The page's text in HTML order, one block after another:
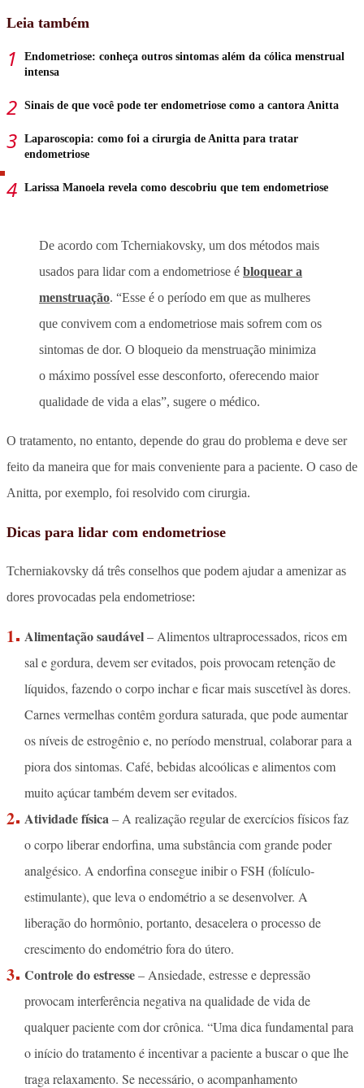
Leia também
Endometriose: conheça outros sintomas além da cólica menstrual
intensa
Sinais de que você pode ter endometriose como a cantora Anitta
Laparoscopia: como foi a cirurgia de Anitta para tratar
endometriose
Larissa Manoela revela como descobriu que tem endometriose
De acordo com Tcherniakovsky, um dos métodos mais
usados para lidar com a endometriose é bloquear a
menstruação. “Esse é o período em que as mulheres
que convivem com a endometriose mais sofrem com os
sintomas de dor. O bloqueio da menstruação minimiza
o máximo possível esse desconforto, oferecendo maior
qualidade de vida a elas”, sugere o médico.
O tratamento, no entanto, depende do grau do problema e deve ser
feito da maneira que for mais conveniente para a paciente. O caso de
Anitta, por exemplo, foi resolvido com cirurgia.
Dicas para lidar com endometriose
Tcherniakovsky dá três conselhos que podem ajudar a amenizar as
dores provocadas pela endometriose:
Alimentação saudável– Alimentos ultraprocessados, ricos em
sal e gordura, devem ser evitados, pois provocam retenção de
líquidos, fazendo o corpo inchar e ficar mais suscetível às dores.
Carnes vermelhas contêm gordura saturada, que pode aumentar
os níveis de estrogênio e, no período menstrual, colaborar para a
piora dos sintomas. Café, bebidas alcoólicas e alimentos com
muito açúcar também devem ser evitados.
Atividade física – A realização regular de exercícios físicos faz
o corpo liberar endorfina, uma substância com grande poder
analgésico. A endorfina consegue inibir o FSH (folículo-
estimulante), que leva o endométrio a se desenvolver. A
liberação do hormônio, portanto, desacelera o processo de
crescimento do endométrio fora do útero.
Controle do estresse– Ansiedade, estresse e depressão
provocam interferência negativa na qualidade de vida de
qualquer paciente com dor crônica. “Uma dica fundamental para
o início do tratamento é incentivar a paciente a buscar o que lhe
traga relaxamento. Se necessário, o acompanhamento